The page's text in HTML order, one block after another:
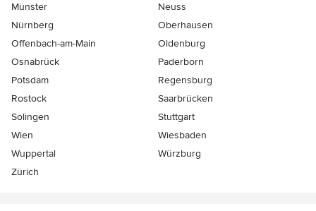
Münster
Neuss
Nürnberg
Oberhausen
Offenbach-am-Main
Oldenburg
Osnabrück
Paderborn
Potsdam
Regensburg
Rostock
Saarbrücken
Solingen
Stuttgart
Wien
Wiesbaden
Wuppertal
Würzburg
Zürich